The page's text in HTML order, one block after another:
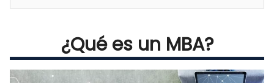
¿Qué es un MBA?